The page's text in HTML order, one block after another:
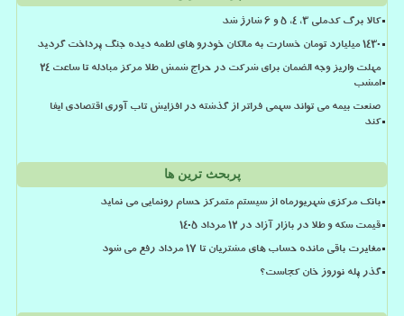
کالا برگ کدملی 3، 4، 5 و 6 شارژ شد
۱۴۳۰ میلیارد تومان خسارت به مالکان خودرو های لطمه دیده جنگ پرداخت گردید
مهلت واریز وجه الضمان برای شرکت در حراج شمش طلا مرکز مبادله تا ساعت ۲۴
امشب
صنعت بیمه می تواند سهمی فراتر از گذشته در افزایش تاب آوری اقتصادی ایفا
کند
پربحث ترین ها
بانک مرکزی شهریورماه از سیستم متمرکز حسام رونمایی می نماید
قیمت سکه و طلا در بازار آزاد در ۱۲ مرداد ۱۴۰۵
مغایرت باقی مانده حساب های مشتریان تا 17 مرداد رفع می شود
گذر پله نوروز خان کجاست؟